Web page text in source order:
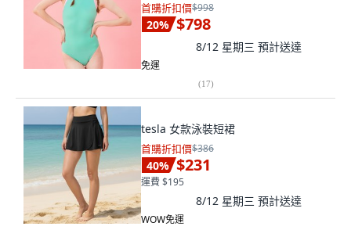
首購折扣價$998
20% $798
8/12 星期三 預計送達
免運
(17)
tesla 女款泳裝短裙
首購折扣價$386
40% $231
運費 $195
8/12 星期三 預計送達
WOW免運